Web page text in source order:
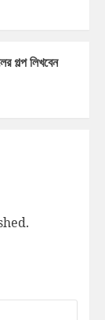
গল্প লিখবেন